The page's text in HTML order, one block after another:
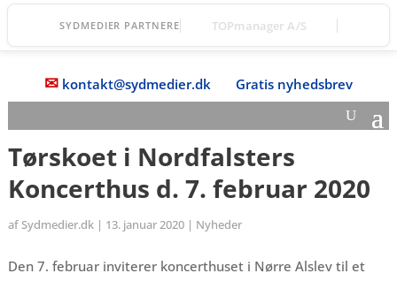
SYDMEDIER PARTNERE Øernes Revision
✉ kontakt@sydmedier.dk Gratis nyhedsbrev
Tørskoet i Nordfalsters
Koncerthus d. 7. februar 2020
af Sydmedier.dk| 13. januar 2020| Nyheder
Den 7. februar inviterer koncerthuset i Nørre Alslev til et